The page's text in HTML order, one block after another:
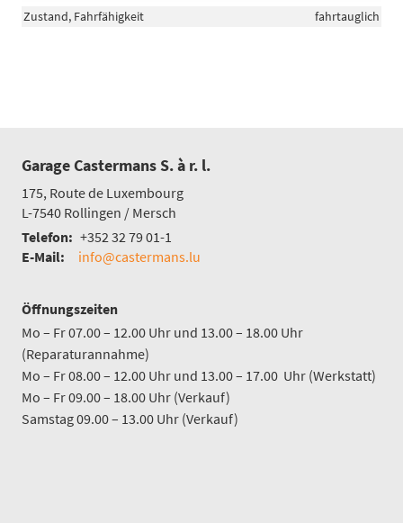
Zustand, Fahrfähigkeit
fahrtauglich
Garage Castermans S. à r. l.
175, Route de Luxembourg
L-7540 Rollingen / Mersch
Telefon: +352 32 79 01-1
E-Mail:
info@castermans.lu
Öffnungszeiten
Mo – Fr 07.00 – 12.00 Uhr und 13.00 – 18.00 Uhr
(Reparaturannahme)
Mo – Fr 08.00 – 12.00 Uhr und 13.00 – 17.00 Uhr (Werkstatt)
Mo – Fr 09.00 – 18.00 Uhr (Verkauf)
Samstag 09.00 – 13.00 Uhr (Verkauf)